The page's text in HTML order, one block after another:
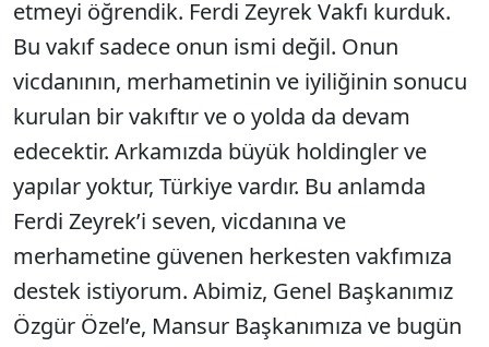
etmeyi öğrendik. Ferdi Zeyrek Vakfı kurduk.
Bu vakıf sadece onun ismi değil. Onun
vicdanının, merhametinin ve iyiliğinin sonucu
kurulan bir vakıftır ve o yolda da devam
edecektir. Arkamızda büyük holdingler ve
yapılar yoktur, Türkiye vardır. Bu anlamda
Ferdi Zeyrek’i seven, vicdanına ve
merhametine güvenen herkesten vakfımıza
destek istiyorum. Abimiz, Genel Başkanımız
Özgür Özel’e, Mansur Başkanımıza ve bugün